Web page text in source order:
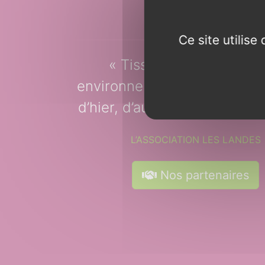
Tisser du lien culturel
environnemental entre les
d’hier, d’aujourd’hui et de
L’ASSOCIATION LES LANDES
Nos partenaires
Ce site utilise